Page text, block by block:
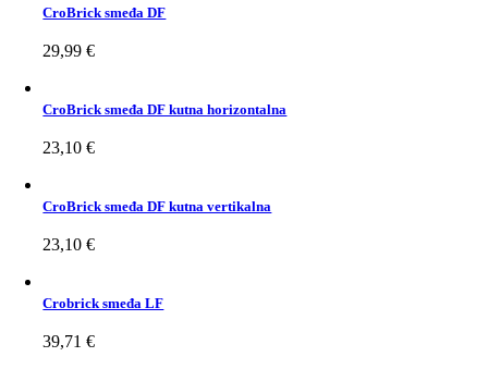
CroBrick smeđa DF
29,99€
CroBrick smeđa DF kutna horizontalna
23,10€
CroBrick smeđa DF kutna vertikalna
23,10€
Crobrick smeđa LF
39,71€